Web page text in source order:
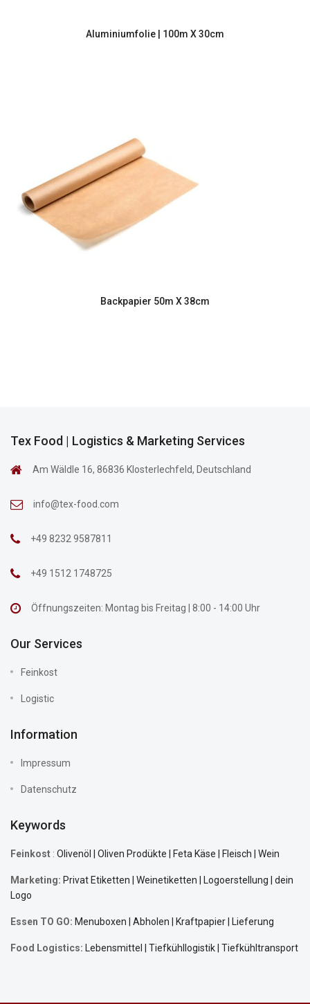
Aluminiumfolie | 100m X 30cm
Backpapier 50m X 38cm
Tex Food | Logistics & Marketing Services
Am Wäldle 16, 86836 Klosterlechfeld, Deutschland
info@tex-food.com
+49 8232 9587811
+49 1512 1748725
Öffnungszeiten: Montag bis Freitag | 8:00 - 14:00 Uhr
Our Services
Feinkost
Logistic
Information
Impressum
Datenschutz
Keywords
Feinkost : Olivenöl | Oliven Prodükte | Feta Käse | Fleisch | Wein
Marketing: Privat Etiketten | Weinetiketten | Logoerstellung | dein
Logo
Essen TO GO: Menuboxen | Abholen | Kraftpapier | Lieferung
Food Logistics: Lebensmittel | Tiefkühllogistik | Tiefkühltransport